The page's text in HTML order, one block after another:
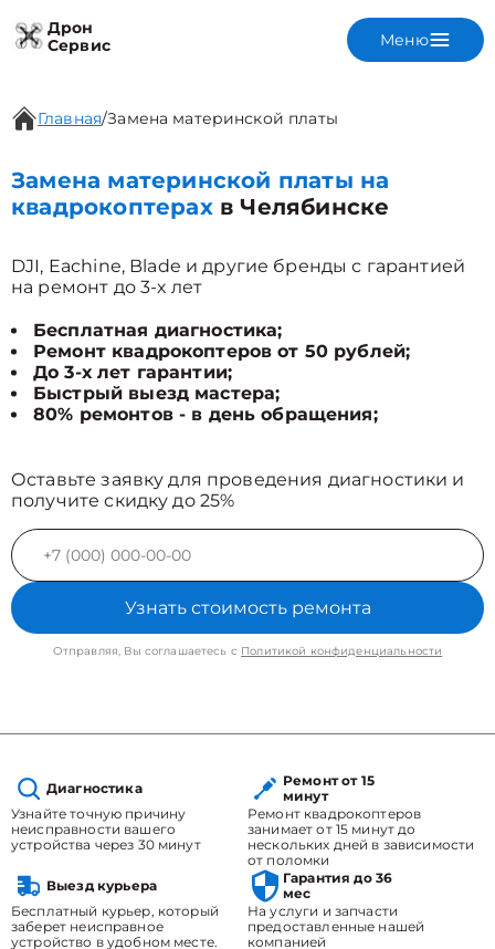
Дрон
Сервис
Меню
Главная/Замена материнской платы
Замена материнской платы на
квадрокоптерахв Челябинске
DJI, Eachine, Blade и другие бренды с гарантией
на ремонт до 3-х лет
Бесплатная диагностика;
Ремонт квадрокоптеров от 50 рублей;
До 3-х лет гарантии;
Быстрый выезд мастера;
80% ремонтов - в день обращения;
Оставьте заявку для проведения диагностики и
получите скидку до 25%
Узнать стоимость ремонта
Отправляя, Вы соглашаетесь с Политикой конфиденциальности
Диагностика
Узнайте точную причину
неисправности вашего
устройства через 30 минут
Ремонт от 15
минут
Ремонт квадрокоптеров
занимает от 15 минут до
нескольких дней в зависимости
от поломки
Выезд курьера
Бесплатный курьер, который
заберет неисправное
устройство в удобном месте.
Гарантия до 36
мес
На услуги и запчасти
предоставленные нашей
компанией